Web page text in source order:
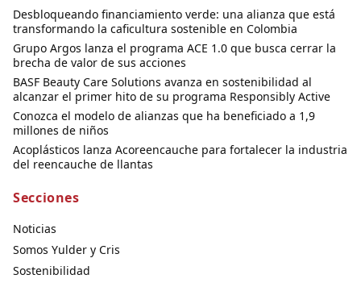
Desbloqueando financiamiento verde: una alianza que está
transformando la caficultura sostenible en Colombia
Grupo Argos lanza el programa ACE 1.0 que busca cerrar la
brecha de valor de sus acciones
BASF Beauty Care Solutions avanza en sostenibilidad al
alcanzar el primer hito de su programa Responsibly Active
Conozca el modelo de alianzas que ha beneficiado a 1,9
millones de niños
Acoplásticos lanza Acoreencauche para fortalecer la industria
del reencauche de llantas
Secciones
Noticias
Somos Yulder y Cris
Sostenibilidad